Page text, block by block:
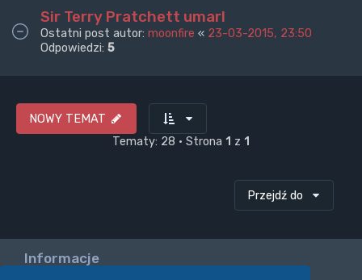
Sir Terry Pratchett umarl
Ostatni post autor: moonfire « 23-03-2015, 23:50
Odpowiedzi: 5
NOWY TEMAT
Tematy: 28 • Strona 1 z 1
Przejdź do
Informacje